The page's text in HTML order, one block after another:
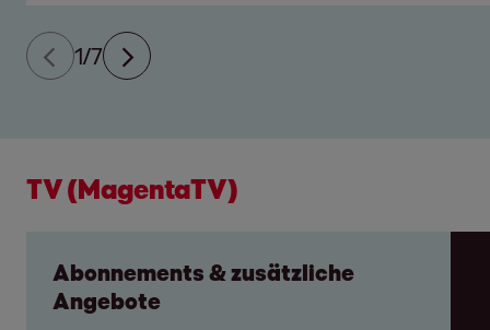
1/7
TV (MagentaTV)
Abonnements & zusätzliche
Angebote